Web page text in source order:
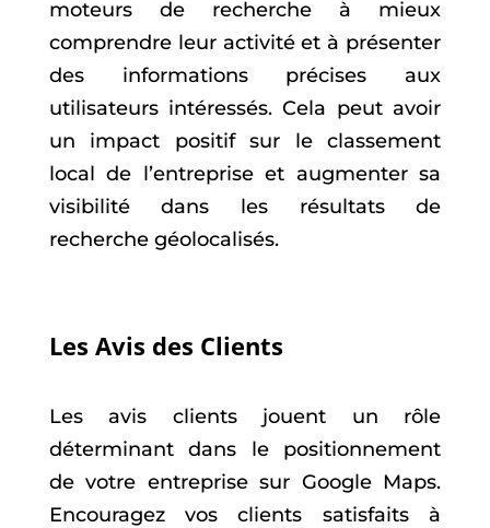
moteurs de recherche à mieux
comprendre leur activité et à présenter
des informations précises aux
utilisateurs intéressés. Cela peut avoir
un impact positif sur le classement
local de l’entreprise et augmenter sa
visibilité dans les résultats de
recherche géolocalisés.
Les Avis des Clients
Les avis clients jouent un rôle
déterminant dans le positionnement
de votre entreprise sur Google Maps.
Encouragez vos clients satisfaits à